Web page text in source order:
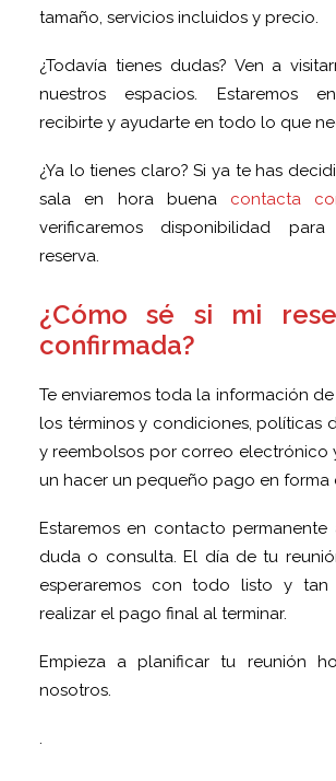
tamaño, servicios incluidos y precio.
¿Todavía tienes dudas? Ven a
nuestros espacios. Estaremos
recibirte y ayudarte en todo lo que
¿Ya lo tienes claro? Si ya te has
sala en hora buena contacta
verificaremos disponibilidad
reserva.
¿Cómo sé si mi
confirmada?
Te enviaremos toda la información
los términos y condiciones, políticas
y reembolsos por correo electrónico
un hacer un pequeño pago en forma
Estaremos en contacto permanente
duda o consulta. El día de tu
esperaremos con todo listo y tan
realizar el pago final al terminar.
Empieza a planificar tu reunión
nosotros.
.